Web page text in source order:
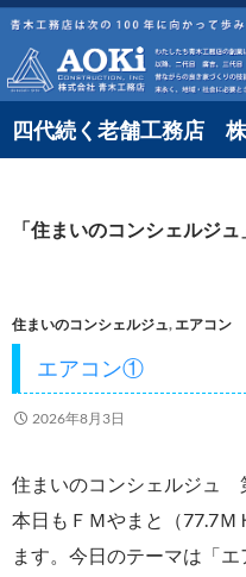
コ
テ
ン
ツ
プ
四代続く老舗工務店
検
索
「住まいのコンシェルジ
住まいのコンシェルジュ, エアコン
エアコン①
2026年8月3日
住まいのコンシェルジュ
本日もＦＭやまと（77.7
ます。今日のテーマは「